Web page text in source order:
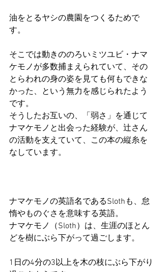
油をとるヤシの農園をつくるためで
す。
そこでは動きののろいミツユビ・ナマ
ケモノが多数捕まえられていて、その
とらわれの身の姿を見ても何もできな
かった、という無力を感じられたよう
です。
そうしたお互いの、「弱さ」を通じて
ナマケモノと出会った経験が、辻さん
の活動を支えていて、この本の縦糸を
なしています。
ナマケモノの英語名であるSlothも、怠
惰やものぐさを意味する英語。
ナマケモノ（Sloth）は、生涯のほとん
どを樹にぶら下がって過ごします。
1日の4分の3以上を木の枝にぶら下がり